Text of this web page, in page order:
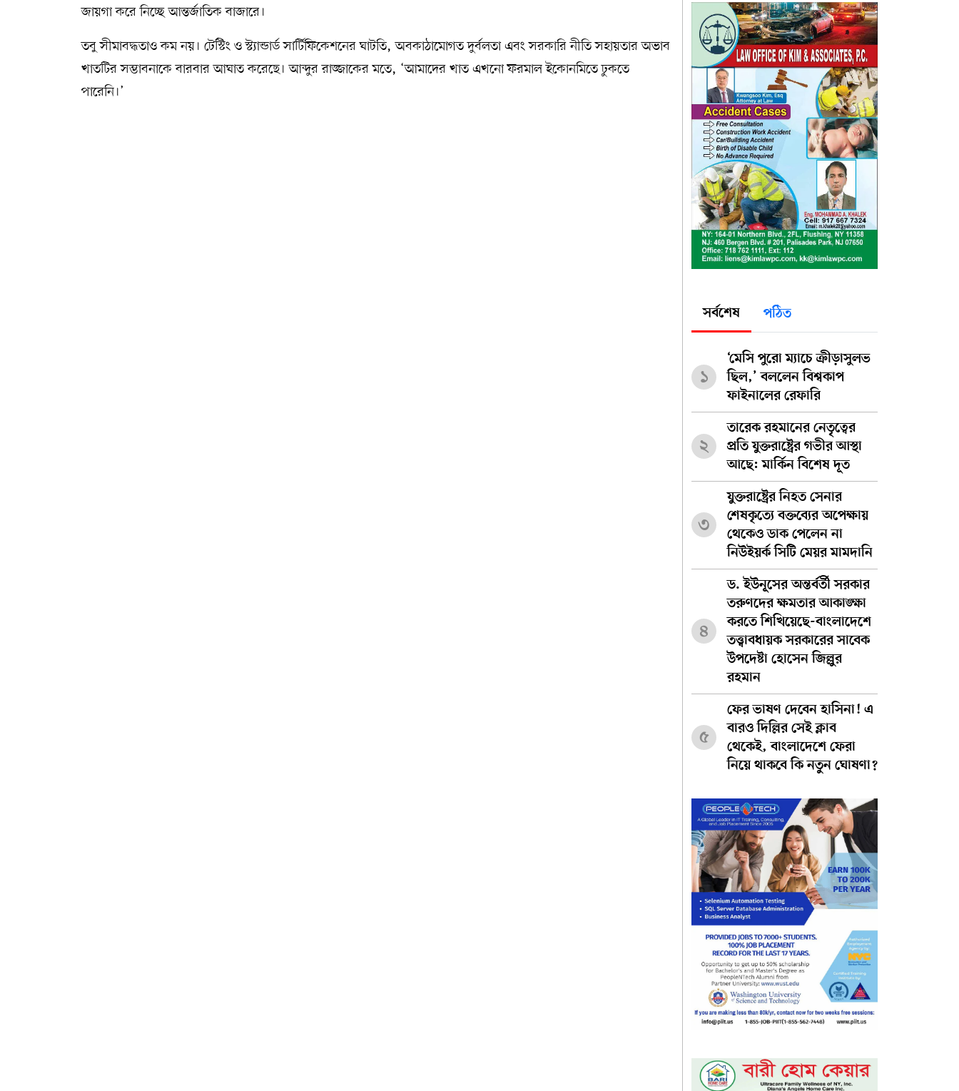
জায়গা করে নিচ্ছে আন্তর্জাতিক বাজারে।
তবু সীমাবদ্ধতাও কম নয়। টেস্টিং ও স্ট্যান্ডার্ড সার্টিফিকেশনের ঘাটতি, অবকাঠামোগত দুর্বলতা এবং সরকারি নীতি সহায়তার অভাব
খাতটির সম্ভাবনাকে বারবার আঘাত করেছে। আব্দুর রাজ্জাকের মতে, ‘আমাদের খাত এখনো ফরমাল ইকোনমিতে ঢুকতে
পারেনি।’
সর্বশেষ পঠিত
১
‘মেসি পুরো ম্যাচে ক্রীড়াসুলভ
ছিল,’ বললেন বিশ্বকাপ
ফাইনালের রেফারি
২
তারেক রহমানের নেতৃত্বের
প্রতি যুক্তরাষ্ট্রের গভীর আস্থা
আছে: মার্কিন বিশেষ দূত
৩
যুক্তরাষ্ট্রের নিহত সেনার
শেষকৃত্যে বক্তব্যের অপেক্ষায়
থেকেও ডাক পেলেন না
নিউইয়র্ক সিটি মেয়র মামদানি
৪
ড. ইউনূসের অন্তর্বর্তী সরকার
তরুণদের ক্ষমতার আকাঙ্ক্ষা
করতে শিখিয়েছে-বাংলাদেশে
তত্ত্বাবধায়ক সরকারের সাবেক
উপদেষ্টা হোসেন জিল্লুর
রহমান
৫
ফের ভাষণ দেবেন হাসিনা! এ
বারও দিল্লির সেই ক্লাব
থেকেই, বাংলাদেশে ফেরা
নিয়ে থাকবে কি নতুন ঘোষণা?